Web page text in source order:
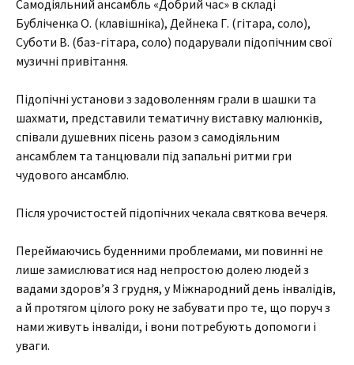
Самодіяльний ансамбль «Добрий час» в складі
Бубліченка О. (клавішніка), Дейнека Г. (гітара, соло),
Суботи В. (баз-гітара, соло) подарували підопічним свої
музичні привітання.
Підопічні установи з задоволенням грали в шашки та
шахмати, представили тематичну виставку малюнків,
співали душевних пісень разом з самодіяльним
ансамблем та танцювали під запальні ритми гри
чудового ансамблю.
Після урочистостей підопічних чекала святкова вечеря.
Переймаючись буденними проблемами, ми повинні не
лише замислюватися над непростою долею людей з
вадами здоров’я 3 грудня, у Міжнародний день інвалідів,
а й протягом цілого року не забувати про те, що поруч з
нами живуть інваліди, і вони потребують допомоги і
уваги.